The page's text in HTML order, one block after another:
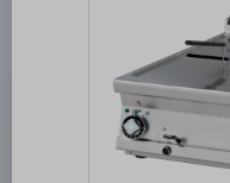
Molded -